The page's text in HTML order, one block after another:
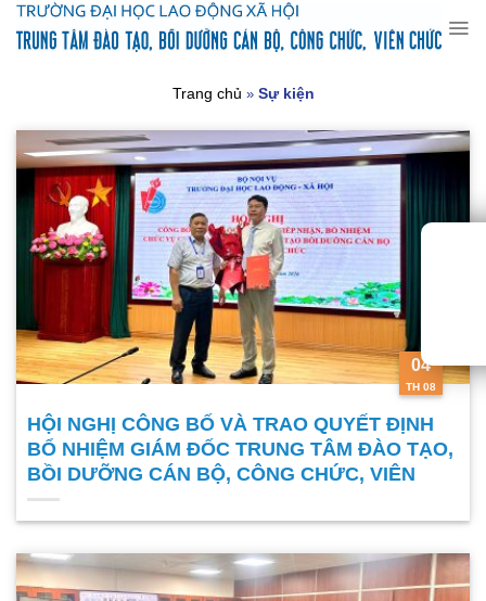
Chuyển
đến
Trang chủ » Sự kiện
04
TH 08
HỘI NGHỊ CÔNG BỐ VÀ TRAO QUYẾT ĐỊNH
BỔ NHIỆM GIÁM ĐỐC TRUNG TÂM ĐÀO TẠO,
BỒI DƯỠNG CÁN BỘ, CÔNG CHỨC, VIÊN
CHỨC